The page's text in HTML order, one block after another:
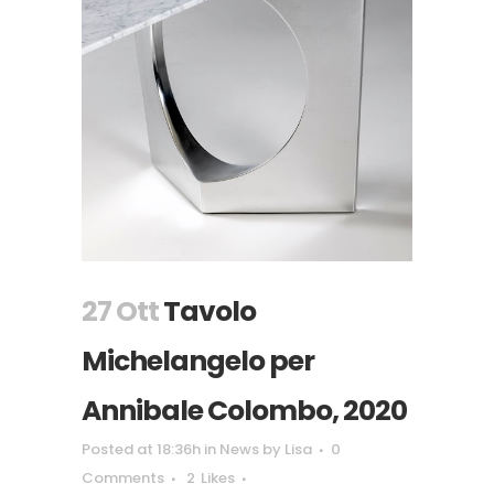
27 OttTavolo
Michelangelo per
Annibale Colombo, 2020
Posted at 18:36h in News by Lisa
0
Comments
2 Likes